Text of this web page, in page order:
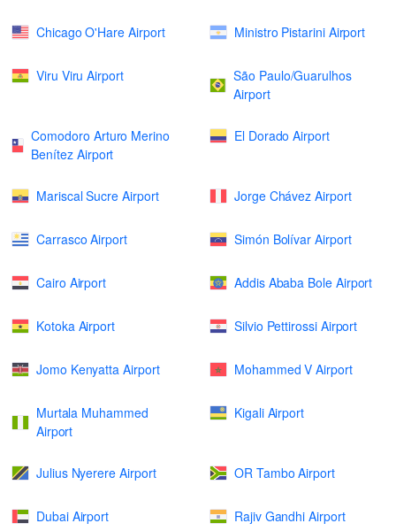
Chicago O'Hare Airport Ministro Pistarini Airport
Viru Viru Airport
São Paulo/Guarulhos
Airport
Comodoro Arturo Merino
Benítez Airport
El Dorado Airport
Mariscal Sucre Airport Jorge Chávez Airport
Carrasco Airport Simón Bolívar Airport
Cairo Airport Addis Ababa Bole Airport
Kotoka Airport Silvio Pettirossi Airport
Jomo Kenyatta Airport Mohammed V Airport
Murtala Muhammed
Airport
Kigali Airport
Julius Nyerere Airport OR Tambo Airport
Dubai Airport Rajiv Gandhi Airport